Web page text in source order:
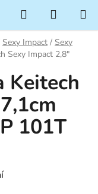
Hledat
KOŠÍK
Sexy Impact / Sexy
Sexy Impact 2,8"
Keitech
101T